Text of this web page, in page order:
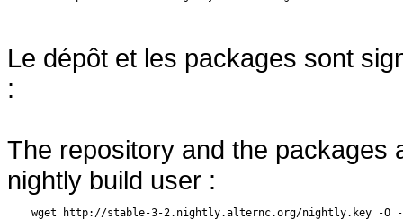
Le dépôt et les packages sont
:
The repository and the packages
nightly build user :